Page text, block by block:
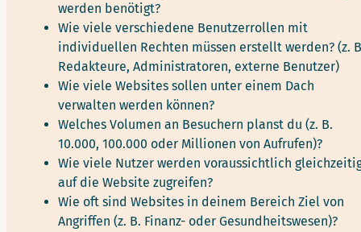
werden benötigt?
Wie viele verschiedene Benutzerrollen mit
individuellen Rechten müssen erstellt werden? (z.
Redakteure, Administratoren, externe Benutzer)
Wie viele Websites sollen unter einem Dach
verwalten werden können?
Welches Volumen an Besuchern planst du (z. B.
10.000, 100.000 oder Millionen von Aufrufen)?
Wie viele Nutzer werden voraussichtlich
auf die Website zugreifen?
Wie oft sind Websites in deinem Bereich Ziel von
Angriffen (z. B. Finanz- oder Gesundheitswesen)?